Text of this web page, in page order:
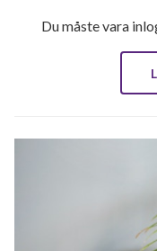
Du måste vara